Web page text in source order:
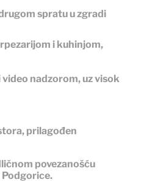
spratu u zgradi
i kuhinjom,
nadzorom, uz visok
prilagođen
povezanošću